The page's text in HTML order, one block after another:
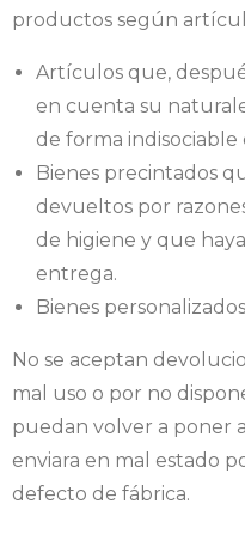
productos según
Artículos que,
en cuenta su
de forma
Bienes precintados
devueltos por
de higiene y que
entrega.
Bienes
No se aceptan
mal uso o por no
puedan volver a poner
enviara en mal estado
defecto de fábrica.